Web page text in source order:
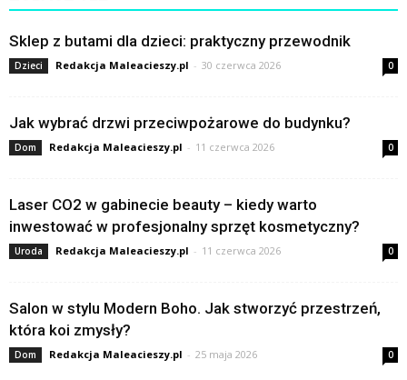
Sklep z butami dla dzieci: praktyczny przewodnik
Dzieci Redakcja Maleacieszy.pl - 30 czerwca 2026 0
Jak wybrać drzwi przeciwpożarowe do budynku?
Dom Redakcja Maleacieszy.pl - 11 czerwca 2026 0
Laser CO2 w gabinecie beauty – kiedy warto
inwestować w profesjonalny sprzęt kosmetyczny?
Uroda Redakcja Maleacieszy.pl - 11 czerwca 2026 0
Salon w stylu Modern Boho. Jak stworzyć przestrzeń,
która koi zmysły?
Dom Redakcja Maleacieszy.pl - 25 maja 2026 0